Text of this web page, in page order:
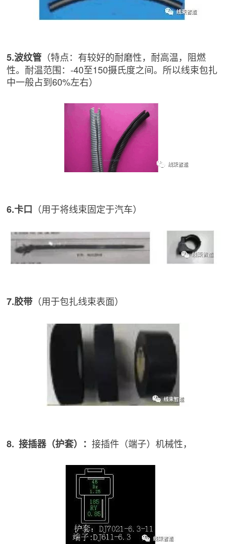
5.波纹管 （特点：有较好的耐磨性，耐高温，阻燃
性。耐温范围：-40至150摄氏度之间。所以线束包扎
中一般占到60%左右）
6.卡口 （用于将线束固定于汽车）
7.胶带 （用于包扎线束表面）
8. 接插器（护套）：接插件（端子）机械性，